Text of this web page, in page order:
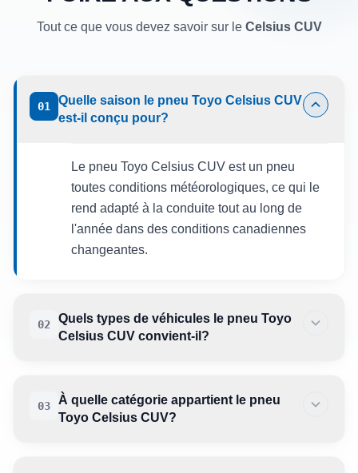
Tout ce que vous devez savoir sur le Celsius CUV
01
Quelle saison le pneu Toyo Celsius CUV
est-il conçu pour?
Le pneu Toyo Celsius CUV est un pneu
toutes conditions météorologiques, ce qui le
rend adapté à la conduite tout au long de
l'année dans des conditions canadiennes
changeantes.
02
Quels types de véhicules le pneu Toyo
Celsius CUV convient-il?
03
À quelle catégorie appartient le pneu
Toyo Celsius CUV?